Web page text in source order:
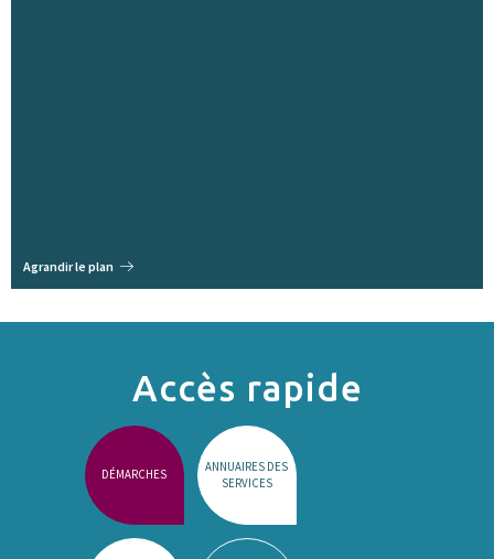
Agrandir le plan
Accès rapide
DÉMARCHES
ANNUAIRES DES
SERVICES